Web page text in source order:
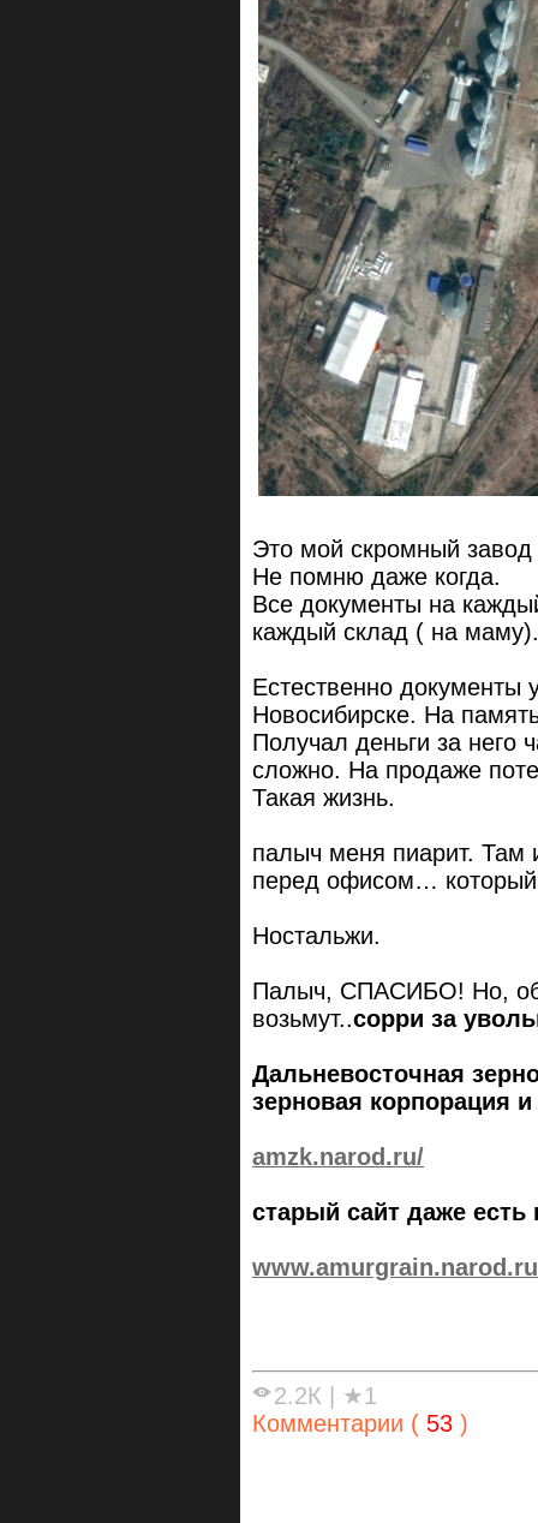
Это мой скромный
Не помню даже когда.
Все документы на
каждый склад ( на маму).
Естественно документы
Новосибирске. На
Получал деньги за него
сложно. На продаже
Такая жизнь.
палыч меня пиарит. Там
перед офисом…
Ностальжи.
Палыч, СПАСИБО! Но,
возьмут..сорри за
Дальневосточная
зерновая
amzk.narod.ru/
старый сайт даже есть
2.2К | ★1
Комментарии ( 53 )